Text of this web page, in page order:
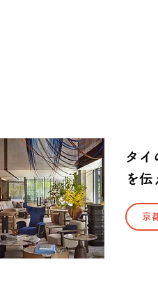
タ
を伝
京